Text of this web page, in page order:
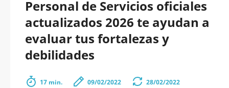
Personal de Servicios oficiales
actualizados 2026 te ayudan a
evaluar tus fortalezas y
debilidades
17 min. 09/02/2022 28/02/2022